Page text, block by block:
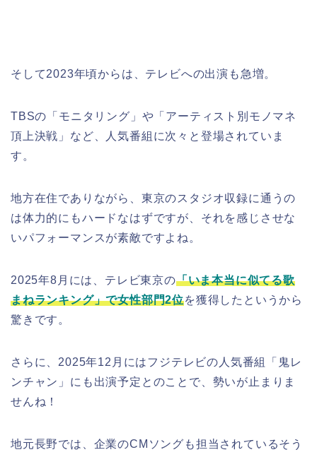
そして2023年頃からは、テレビへの出演も急増。
TBSの「モニタリング」や「アーティスト別モノマネ
頂上決戦」など、人気番組に次々と登場されていま
す。
地方在住でありながら、東京のスタジオ収録に通うの
は体力的にもハードなはずですが、それを感じさせな
いパフォーマンスが素敵ですよね。
2025年8月には、テレビ東京の「いま本当に似てる歌
まねランキング」で女性部門2位を獲得したというから
驚きです。
さらに、2025年12月にはフジテレビの人気番組「鬼レ
ンチャン」にも出演予定とのことで、勢いが止まりま
せんね！
地元長野では、企業のCMソングも担当されているそう